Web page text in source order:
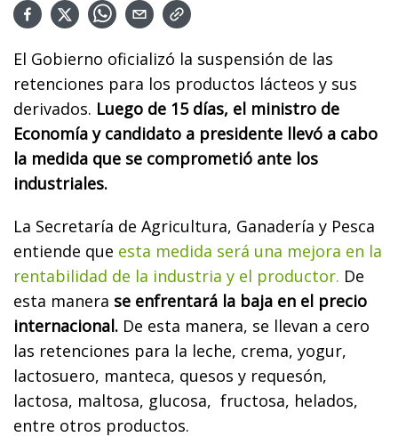
El Gobierno oficializó la suspensión de las
retenciones para los productos lácteos y sus
derivados. Luego de 15 días, el ministro de
Economía y candidato a presidente llevó a cabo
la medida que se comprometió ante los
industriales.
La Secretaría de Agricultura, Ganadería y Pesca
entiende que esta medida será una mejora en la
rentabilidad de la industria y el productor. De
esta manera se enfrentará la baja en el precio
internacional. De esta manera, se llevan a cero
las retenciones para la leche, crema, yogur,
lactosuero, manteca, quesos y requesón,
lactosa, maltosa, glucosa, fructosa, helados,
entre otros productos.